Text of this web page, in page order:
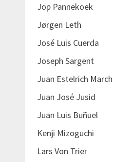
Jop Pannekoek
Jørgen Leth
José Luis Cuerda
Joseph Sargent
Juan Estelrich March
Juan José Jusid
Juan Luis Buñuel
Kenji Mizoguchi
Lars Von Trier